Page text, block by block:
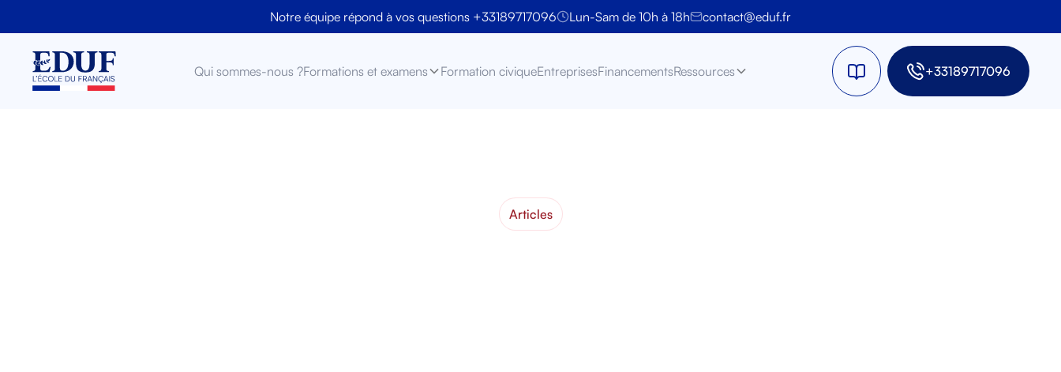
Notre équipe répond à vos questions +33189717096 Lun-Sam de 10h à 18h contact@eduf.fr
Qui sommes-nous ?Formations et examens Formation civiqueEntreprisesFinancementsRessources +33189717096
Articles